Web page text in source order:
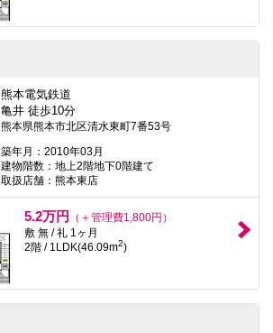
熊本電気鉄道
亀井 徒歩10分
熊本県熊本市北区清水東町7番53号
築年月：2010年03月
建物階数：地上2階地下0階建て
取扱店舗：熊本東店
5.2万円
（＋管理費1,800円）
敷 無 / 礼 1ヶ月
2階 / 1LDK(46.09m2)